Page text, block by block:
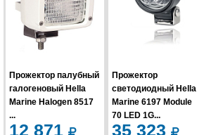
Прожектор палубный
галогеновый Hella
Marine Halogen 8517
...
12 871
Прожектор
светодиодный Hella
Marine 6197 Module
70 LED 1G...
35 323